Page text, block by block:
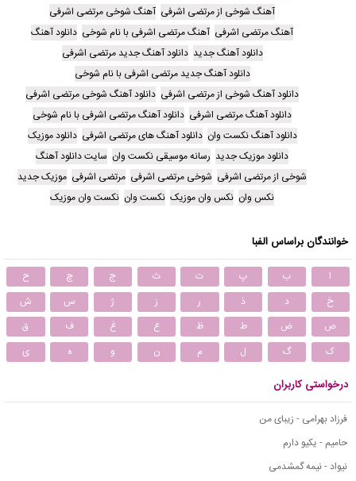
آهنگ شوخی از مرتضی اشرفی آهنگ شوخی مرتضی اشرفی
آهنگ مرتضی اشرفی آهنگ مرتضی اشرفی با نام شوخی دانلود آهنگ
دانلود آهنگ جدید دانلود آهنگ جدید مرتضی اشرفی
دانلود آهنگ جدید مرتضی اشرفی با نام شوخی
دانلود آهنگ شوخی از مرتضی اشرفی دانلود آهنگ شوخی مرتضی اشرفی
دانلود آهنگ مرتضی اشرفی دانلود آهنگ مرتضی اشرفی با نام شوخی
دانلود آهنگ نکست وان دانلود آهنگ های مرتضی اشرفی دانلود موزیک
دانلود موزیک جدید رسانه موسیقی نکست وان سایت دانلود آهنگ
شوخی از مرتضی اشرفی شوخی مرتضی اشرفی مرتضی اشرفی موزیک جدید
نکس وان نکس وان موزیک نکست وان نکست وان موزیک
خوانندگان براساس الفبا
ا ب پ ت ث ج چ
ح
خ
د ذ ر ز ژ س
ش
ص
ض ط ظ ع غ ف
ق
ک
گ ل م ن و ه ی
درخواستی کاربران
فرزاد بهرامی - زیبای من
حامیم - یکیو دارم
نیواد - نیمه گمشدمی